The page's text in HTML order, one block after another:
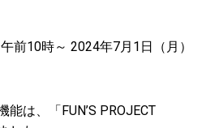
前10時～ 2024年7月1日（月）
は、「FUN’S PROJECT